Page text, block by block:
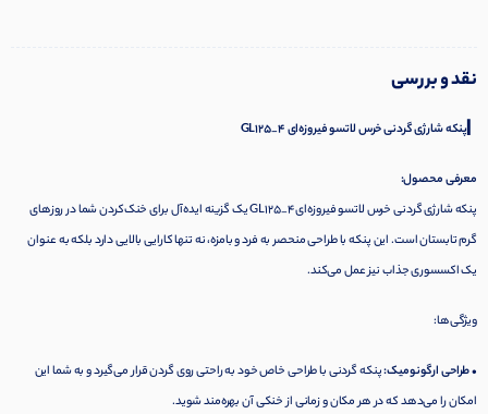
نقد و بررسی
▎پنکه شارژی گردنی خرس لاتسو فیروزه‌ای GL125_4
معرفی محصول:
پنکه شارژی گردنی خرس لاتسو فیروزه‌ای GL125_4 یک گزینه ایده‌آل برای خنک‌کردن شما در روزهای
گرم تابستان است. این پنکه با طراحی منحصر به فرد و بامزه، نه تنها کارایی بالایی دارد بلکه به عنوان
یک اکسسوری جذاب نیز عمل می‌کند.
ویژگی‌ها:
• طراحی ارگونومیک:پنکه گردنی با طراحی خاص خود به راحتی روی گردن قرار می‌گیرد و به شما این
امکان را می‌دهد که در هر مکان و زمانی از خنکی آن بهره‌مند شوید.